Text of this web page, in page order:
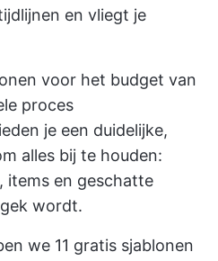
en vliegt je
voor het budget van
proces
je een duidelijke,
alles bij te houden:
items en geschatte
wordt.
we 11 gratis sjablonen